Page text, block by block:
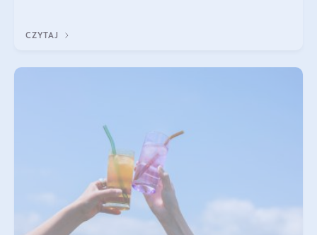
CZYTAJ